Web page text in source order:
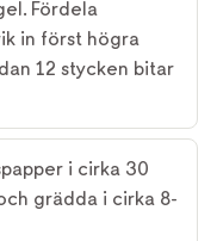
Fördela
in först högra
12 stycken bitar
i cirka 30
grädda i cirka 8-